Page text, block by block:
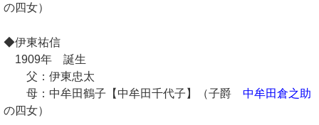
の四女）
◆伊東祐信
1909年 誕生
父：伊東忠太
母：中牟田鶴子【中牟田千代子】（子爵 中牟田倉之助
の四女）